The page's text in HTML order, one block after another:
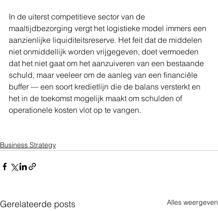
In de uiterst competitieve sector van de
maaltijdbezorging vergt het logistieke model immers een
aanzienlijke liquiditeitsreserve. Het feit dat de middelen
niet onmiddellijk worden vrijgegeven, doet vermoeden
dat het niet gaat om het aanzuiveren van een bestaande
schuld, maar veeleer om de aanleg van een financiële
buffer — een soort kredietlijn die de balans versterkt en
het in de toekomst mogelijk maakt om schulden of
operationele kosten vlot op te vangen.
Business Strategy
Gerelateerde posts Alles weergeven